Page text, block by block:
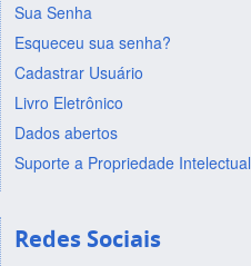
Sua Senha
Esqueceu sua senha?
Cadastrar Usuário
Livro Eletrônico
Dados abertos
Suporte a Propriedade Intelectual
Redes Sociais